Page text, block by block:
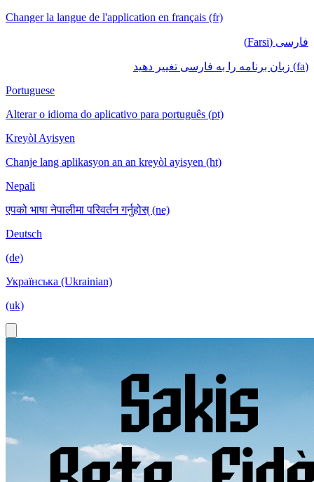
Changer la langue de l'application en français (fr)
فارسی (Farsi)
(fa) زبان برنامه را به فارسی تغییر دهید
Portuguese
Alterar o idioma do aplicativo para português (pt)
Kreyòl Ayisyen
Chanje lang aplikasyon an an kreyòl ayisyen (ht)
Nepali
एपको भाषा नेपालीमा परिवर्तन गर्नुहोस् (ne)
Deutsch
(de)
Українська (Ukrainian)
(uk)